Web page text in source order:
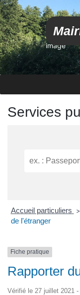
image
Services
Accueil particuliers >
de l'étranger
Fiche pratique
Rapporter
Vérifié le 27 juillet 2021